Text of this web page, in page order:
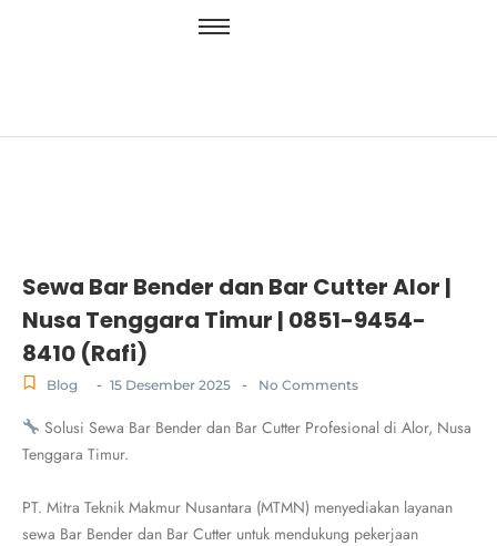
Sewa Bar Bender dan Bar Cutter Alor |
Nusa Tenggara Timur | 0851-9454-
8410 (Rafi)
Blog - 15 Desember 2025 - No Comments
Solusi Sewa Bar Bender dan Bar Cutter Profesional di Alor, Nusa
Tenggara Timur.
PT. Mitra Teknik Makmur Nusantara (MTMN) menyediakan layanan
sewa Bar Bender dan Bar Cutter untuk mendukung pekerjaan